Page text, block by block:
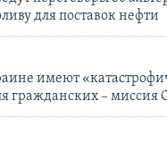
для поставок нефти
имеют
гражданских – миссия